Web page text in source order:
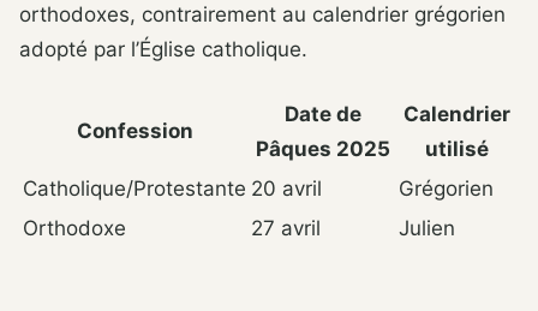
orthodoxes, contrairement au calendrier grégorien
adopté par l’Église catholique.
Confession
Date de
Pâques 2025
Calendrier
utilisé
Catholique/Protestante 20 avril
Grégorien
Orthodoxe
27 avril Julien